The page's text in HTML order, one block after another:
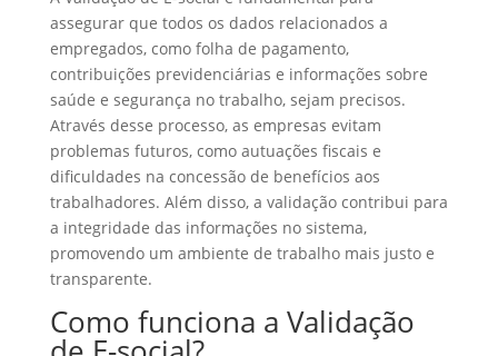
assegurar que todos os dados relacionados a
empregados, como folha de pagamento,
contribuições previdenciárias e informações sobre
saúde e segurança no trabalho, sejam precisos.
Através desse processo, as empresas evitam
problemas futuros, como autuações fiscais e
dificuldades na concessão de benefícios aos
trabalhadores. Além disso, a validação contribui para
a integridade das informações no sistema,
promovendo um ambiente de trabalho mais justo e
transparente.
Como funciona a Validação